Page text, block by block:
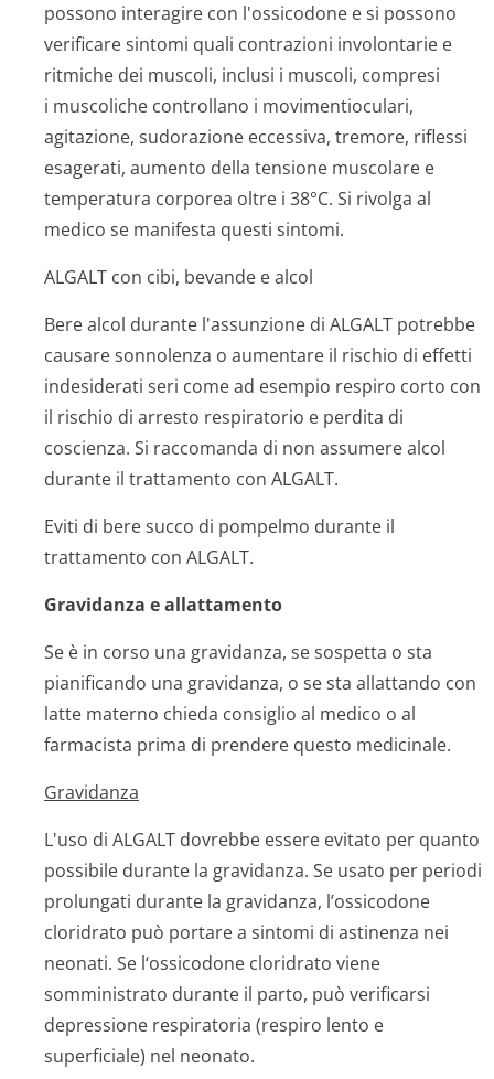
possono interagire con l'ossicodone e si possono
verificare sintomi quali contrazioni involontarie e
ritmiche dei muscoli, inclusi i muscoli, compresi
i muscoliche controllano i movimentioculari,
agitazione, sudorazione eccessiva, tremore, riflessi
esagerati, aumento della tensione muscolare e
temperatura corporea oltre i 38°C. Si rivolga al
medico se manifesta questi sintomi.
ALGALT con cibi, bevande e alcol
Bere alcol durante l'assunzione di ALGALT potrebbe
causare sonnolenza o aumentare il rischio di effetti
indesiderati seri come ad esempio respiro corto con
il rischio di arresto respiratorio e perdita di
coscienza. Si raccomanda di non assumere alcol
durante il trattamento con ALGALT.
Eviti di bere succo di pompelmo durante il
trattamento con ALGALT.
Gravidanza e allattamento
Se è in corso una gravidanza, se sospetta o sta
pianificando una gravidanza, o se sta allattando con
latte materno chieda consiglio al medico o al
farmacista prima di prendere questo medicinale.
Gravidanza
L'uso di ALGALT dovrebbe essere evitato per quanto
possibile durante la gravidanza. Se usato per periodi
prolungati durante la gravidanza, l’ossicodone
cloridrato può portare a sintomi di astinenza nei
neonati. Se l‘ossicodone cloridrato viene
somministrato durante il parto, può verificarsi
depressione respiratoria (respiro lento e
superficiale) nel neonato.